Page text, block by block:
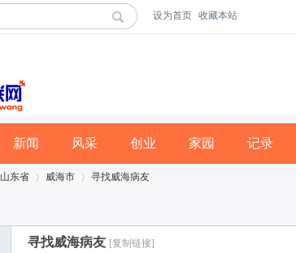
设为首页 收藏本站
新闻 风采 创业 家园 记录
山东省
›
威海市
›
寻找威海病友
寻找威海病友 [复制链接]